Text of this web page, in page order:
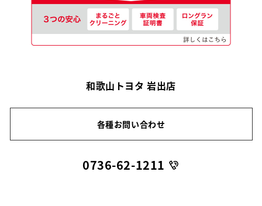
和歌山トヨタ 岩出店
各種お問い合わせ
0736-62-1211